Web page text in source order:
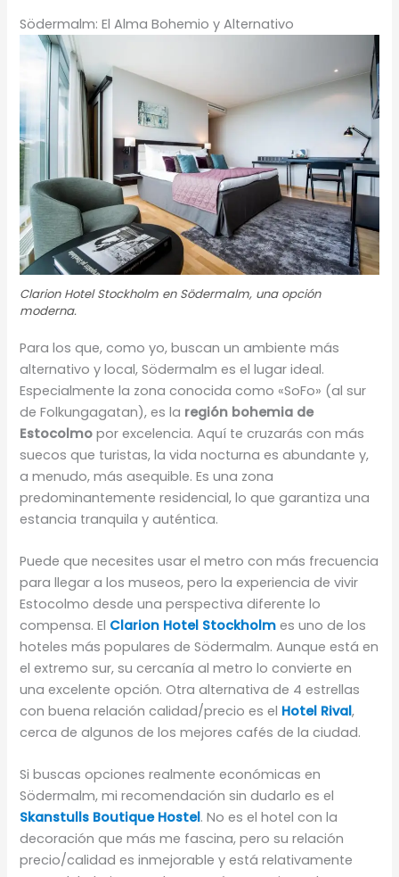
Södermalm: El Alma Bohemio y Alternativo
Clarion Hotel Stockholm en Södermalm, una opción
moderna.
Para los que, como yo, buscan un ambiente más
alternativo y local, Södermalm es el lugar ideal.
Especialmente la zona conocida como «SoFo» (al sur
de Folkungagatan), es la región bohemia de
Estocolmo por excelencia. Aquí te cruzarás con más
suecos que turistas, la vida nocturna es abundante y,
a menudo, más asequible. Es una zona
predominantemente residencial, lo que garantiza una
estancia tranquila y auténtica.
Puede que necesites usar el metro con más frecuencia
para llegar a los museos, pero la experiencia de vivir
Estocolmo desde una perspectiva diferente lo
compensa. El Clarion Hotel Stockholm es uno de los
hoteles más populares de Södermalm. Aunque está en
el extremo sur, su cercanía al metro lo convierte en
una excelente opción. Otra alternativa de 4 estrellas
con buena relación calidad/precio es el Hotel Rival,
cerca de algunos de los mejores cafés de la ciudad.
Si buscas opciones realmente económicas en
Södermalm, mi recomendación sin dudarlo es el
Skanstulls Boutique Hostel. No es el hotel con la
decoración que más me fascina, pero su relación
precio/calidad es inmejorable y está relativamente